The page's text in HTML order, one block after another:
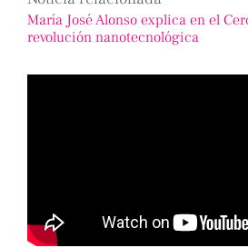
María José Alonso explica en el
revolución nanotecnológica